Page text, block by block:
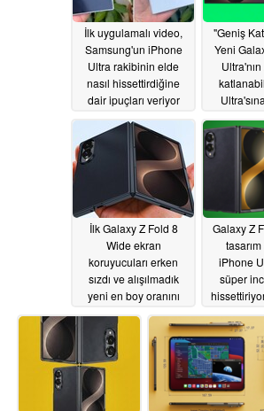
İlk uygulamalı video,
Samsung'un iPhone
Ultra rakibinin elde
nasıl hissettirdiğine
dair ipuçları veriyor
05/28/2026
"Geniş
Yeni
05/
İlk Galaxy Z Fold 8
Wide ekran
koruyucuları erken
sızdı ve alışılmadık
yeni en boy oranını
05/24/2026
Galaxy Z
tasarım
iPhone
süper
izin